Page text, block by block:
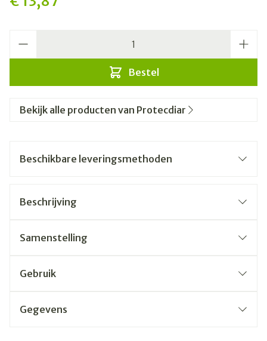
Bestel
Bekijk alle producten van Protecdiar
Beschikbare leveringsmethoden
Beschrijving
Samenstelling
Gebruik
Gegevens